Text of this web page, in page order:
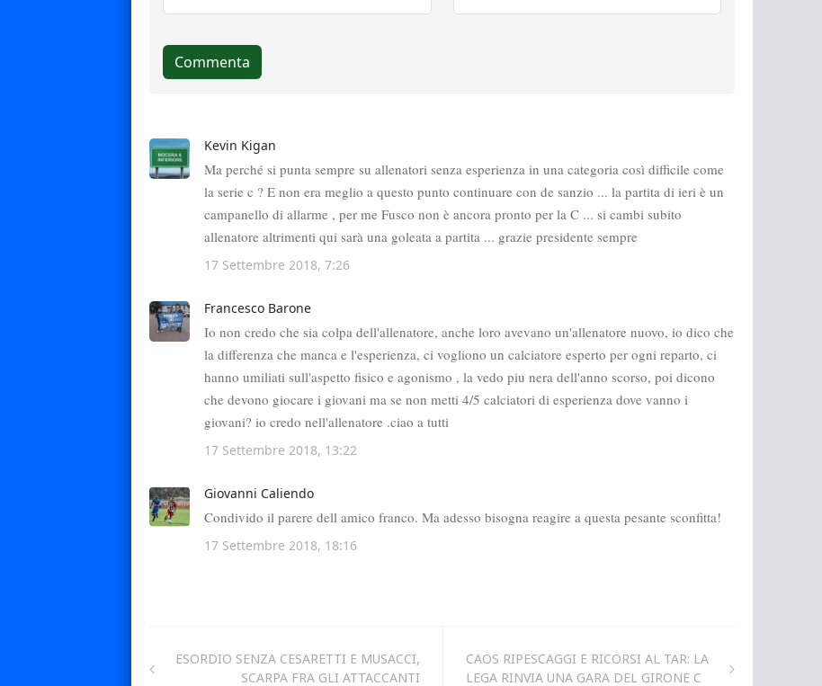
ESORDIO SENZA CESARETTI E MUSACCI,
SCARPA FRA GLI ATTACCANTI
CAOS RIPESCAGGI E RICORSI AL TAR: LA
LEGA RINVIA UNA GARA DEL GIRONE C